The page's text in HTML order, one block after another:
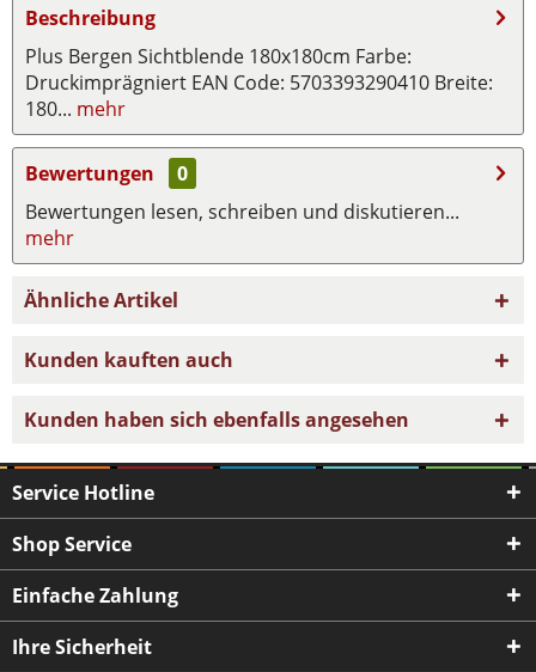
Beschreibung
Plus Bergen Sichtblende 180x180cm Farbe:
Druckimprägniert EAN Code: 5703393290410 Breite:
180... mehr
Bewertungen
0
Bewertungen lesen, schreiben und diskutieren...
mehr
Ähnliche Artikel
Kunden kauften auch
Kunden haben sich ebenfalls angesehen
Service Hotline
Shop Service
Einfache Zahlung
Ihre Sicherheit